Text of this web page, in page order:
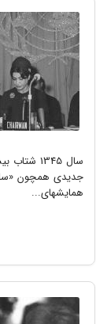
سال 1345
جدیدی همچون
همایشهای...